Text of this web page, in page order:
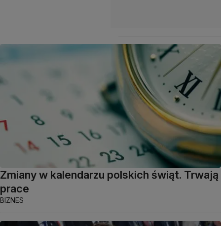
Zmiany w kalendarzu polskich świąt. Trwają
prace
BIZNES